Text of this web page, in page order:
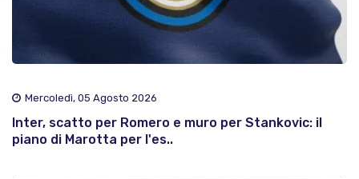
Mercoledì, 05 Agosto 2026
Inter, scatto per Romero e muro per Stankovic: il
piano di Marotta per l'es..